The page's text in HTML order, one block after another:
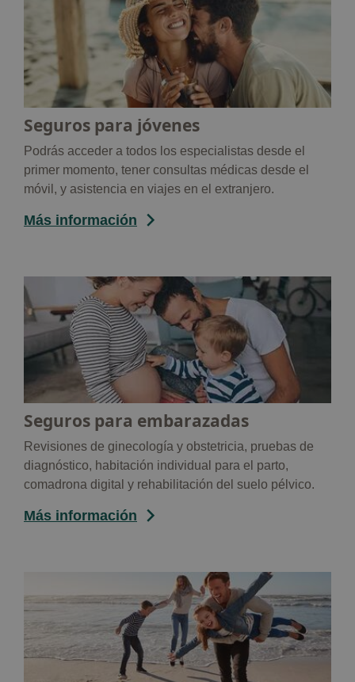
Seguros para jóvenes
Podrás acceder a todos los especialistas desde el
primer momento, tener consultas médicas desde el
móvil, y asistencia en viajes en el extranjero.
Más información
Seguros para embarazadas
Revisiones de ginecología y obstetricia, pruebas de
diagnóstico, habitación individual para el parto,
comadrona digital y rehabilitación del suelo pélvico.
Más información